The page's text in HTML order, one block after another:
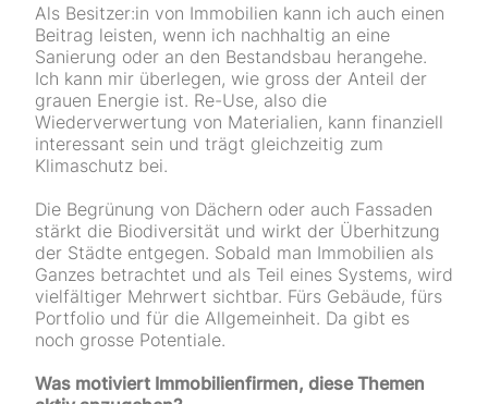
Als Besitzer:in von Immobilien kann ich auch einen
Beitrag leisten, wenn ich nachhaltig an eine
Sanierung oder an den Bestandsbau herangehe.
Ich kann mir überlegen, wie gross der Anteil der
grauen Energie ist. Re-Use, also die
Wiederverwertung von Materialien, kann finanziell
interessant sein und trägt gleichzeitig zum
Klimaschutz bei.
Die Begrünung von Dächern oder auch Fassaden
stärkt die Biodiversität und wirkt der Überhitzung
der Städte entgegen. Sobald man Immobilien als
Ganzes betrachtet und als Teil eines Systems, wird
vielfältiger Mehrwert sichtbar. Fürs Gebäude, fürs
Portfolio und für die Allgemeinheit. Da gibt es
noch grosse Potentiale.
Was motiviert Immobilienfirmen, diese Themen